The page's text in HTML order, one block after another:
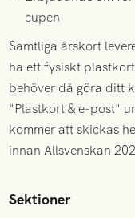
cupen
Samtliga årskort
ha ett fysiskt
behöver då göra ditt
"Plastkort & e-post"
kommer att skickas
innan Allsvenskan
Sektioner